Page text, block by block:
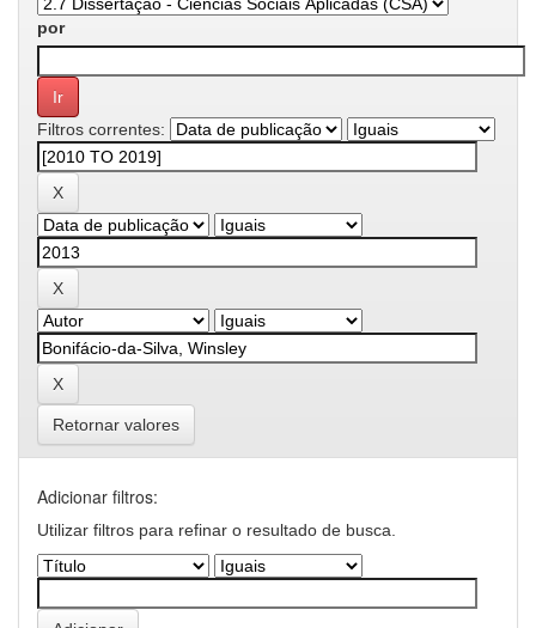
por
Filtros correntes:
Retornar valores
Adicionar filtros:
Utilizar filtros para refinar o resultado de busca.